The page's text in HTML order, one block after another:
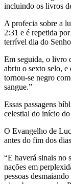
incluindo os livros
A profecia sobre a
2:31 e é repetida
terrível dia do
Em seguida, o livro
abriu o sexto selo, e
tornou-se negro
sangue.”
Essas passagens
celestial do início
O Evangelho de
antes do fim dos
“E haverá sinais no
nações em
pessoas